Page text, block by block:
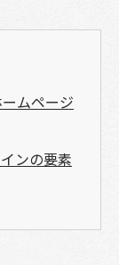
ムページ
ンの要素
させるレ